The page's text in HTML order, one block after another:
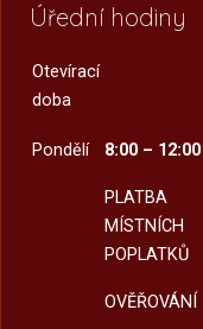
Úřední hodiny
Otevírací
doba
Pondělí 8:00 – 12:00
PLATBA
MÍSTNÍCH
POPLATKŮ
OVĚŘOVÁNÍ